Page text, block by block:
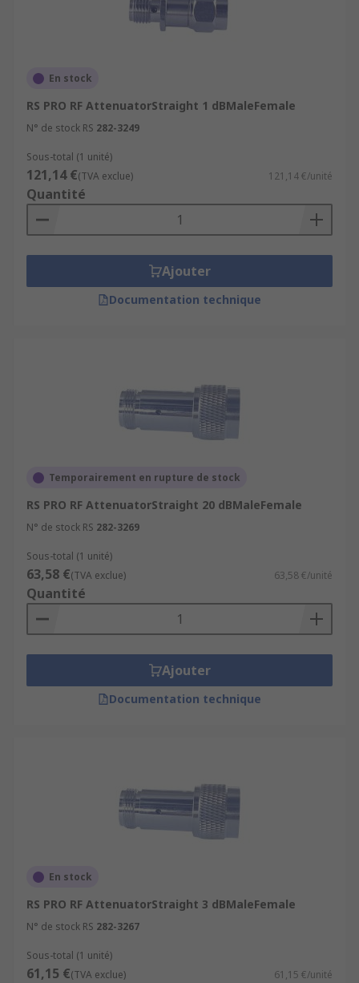
En stock
RS PRO RF AttenuatorStraight 1 dBMaleFemale
N° de stock RS 282-3249
Sous-total (1 unité)
121,14 €(TVA exclue) 121,14 €/unité
Quantité
Ajouter
Documentation technique
Temporairement en rupture de stock
RS PRO RF AttenuatorStraight 20 dBMaleFemale
N° de stock RS 282-3269
Sous-total (1 unité)
63,58 €(TVA exclue) 63,58 €/unité
Quantité
Ajouter
Documentation technique
En stock
RS PRO RF AttenuatorStraight 3 dBMaleFemale
N° de stock RS 282-3267
Sous-total (1 unité)
61,15 €(TVA exclue) 61,15 €/unité